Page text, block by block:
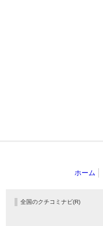
ホーム
全国のクチコミナビ(R)